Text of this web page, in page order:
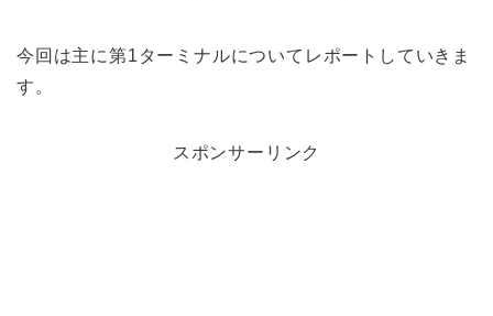
今回は主に第1ターミナルについてレポートしていきま
す。
スポンサーリンク